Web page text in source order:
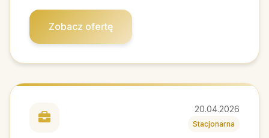
Zobacz ofertę
20.04.2026
Stacjonarna